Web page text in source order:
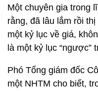
Một chuyên gia trong
rằng, đã lâu lắm rồi
một kỷ lục về giá,
là một kỷ lục “ngược”
Phó Tổng giám đốc
một NHTM cho biết,